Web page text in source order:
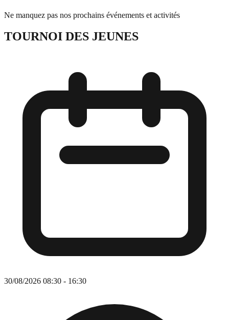
Ne manquez pas nos prochains événements et activités
TOURNOI DES JEUNES
30/08/2026 08:30 - 16:30